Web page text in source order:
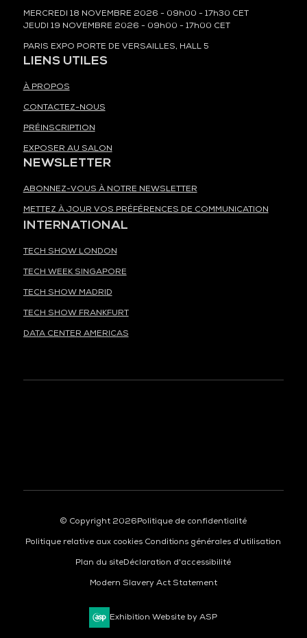
MERCREDI 18 NOVEMBRE 2026 - 09h00 - 17h30 CET
JEUDI 19 NOVEMBRE 2026 - 09h00 - 17h00 CET
PARIS EXPO PORTE DE VERSAILLES, HALL 5
LIENS UTILES
À PROPOS
CONTACTEZ-NOUS
PRÉINSCRIPTION
EXPOSER AU SALON
NEWSLETTER
ABONNEZ-VOUS À NOTRE NEWSLETTER
METTEZ À JOUR VOS PRÉFÉRENCES DE COMMUNICATION
INTERNATIONAL
TECH SHOW LONDON
TECH WEEK SINGAPORE
TECH SHOW MADRID
TECH SHOW FRANKFURT
DATA CENTER AMERICAS
© Copyright 2026Politique de confidentialité
Politique relative aux cookies Conditions générales d'utilisation
Plan du siteDéclaration d'accessibilité
Modern Slavery Act Statement
Exhibition Website by ASP